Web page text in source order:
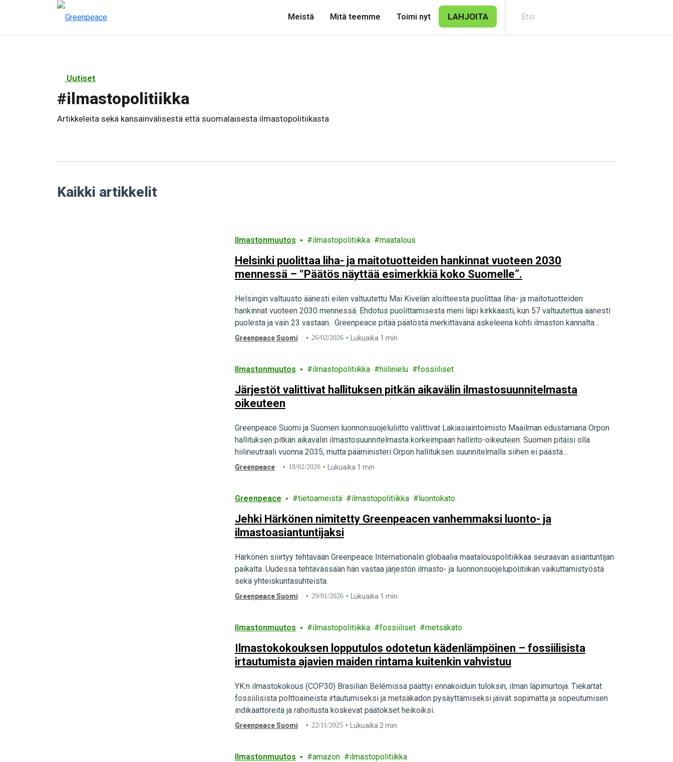
Meistä Mitä teemme Toimi nyt LAHJOITA
Uutiset
#ilmastopolitiikka
Artikkeleita sekä kansainvälisestä että suomalaisesta ilmastopolitiikasta
Kaikki artikkelit
Ilmastonmuutos ilmastopolitiikka maatalous
Helsinki puolittaa liha- ja maitotuotteiden hankinnat vuoteen 2030
mennessä – “Päätös näyttää esimerkkiä koko Suomelle”.
Helsingin valtuusto äänesti eilen valtuutettu Mai Kivelän aloitteesta puolittaa liha- ja maitotuotteiden
hankinnat vuoteen 2030 mennessä. Ehdotus puolittamisesta meni läpi kirkkaasti, kun 57 valtuutettua äänesti
puolesta ja vain 23 vastaan. Greenpeace pitää päätöstä merkittävänä askeleena kohti ilmaston kannalta
kestävää ruokailua.
Greenpeace Suomi 26/02/2026 Lukuaika 1 min
Ilmastonmuutos ilmastopolitiikka hiilinielu fossiiliset
Järjestöt valittivat hallituksen pitkän aikavälin ilmastosuunnitelmasta
oikeuteen
Greenpeace Suomi ja Suomen luonnonsuojeluliitto valittivat Lakiasiaintoimisto Maailman edustamana Orpon
hallituksen pitkän aikavälin ilmastosuunnitelmasta korkeimpaan hallinto-oikeuteen. Suomen pitäisi olla
hiilineutraali vuonna 2035, mutta pääministeri Orpon hallituksen suunnitelmalla siihen ei päästä…
Greenpeace 18/02/2026 Lukuaika 1 min
Greenpeace tietoameistä ilmastopolitiikka luontokato
Jehki Härkönen nimitetty Greenpeacen vanhemmaksi luonto- ja
ilmastoasiantuntijaksi
Härkönen siiirtyy tehtävään Greenpeace Internationalin globaalia maatalouspolitiikkaa seuraavan asiantuntijan
paikalta. Uudessa tehtävässään hän vastaa järjestön ilmasto- ja luonnonsuojelupolitiikan vaikuttamistyöstä
sekä yhteiskuntasuhteista.
Greenpeace Suomi 29/01/2026 Lukuaika 1 min
Ilmastonmuutos ilmastopolitiikka fossiiliset metsäkato
Ilmastokokouksen lopputulos odotetun kädenlämpöinen – fossiilisista
irtautumista ajavien maiden rintama kuitenkin vahvistuu
YK:n ilmastokokous (COP30) Brasilian Belémissä päättyi ennakoiduin tuloksin, ilman läpimurtoja. Tiekartat
fossiilisista polttoaineista irtautumiseksi ja metsäkadon pysäyttämiseksi jäivät sopimatta ja sopeutumisen
indikaattoreita ja rahoitusta koskevat päätökset heikoiksi.
Greenpeace Suomi 22/11/2025 Lukuaika 2 min
Ilmastonmuutos amazon ilmastopolitiikka